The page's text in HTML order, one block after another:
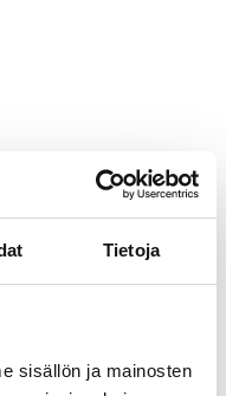
Tietoja
sisällön ja mainosten